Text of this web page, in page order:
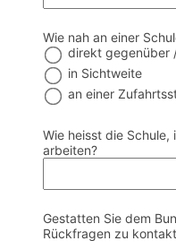
Wie nah an einer
direkt gegenüber
in Sichtweite
an einer
Wie heisst die Schule,
arbeiten?
Gestatten Sie dem
Rückfragen zu